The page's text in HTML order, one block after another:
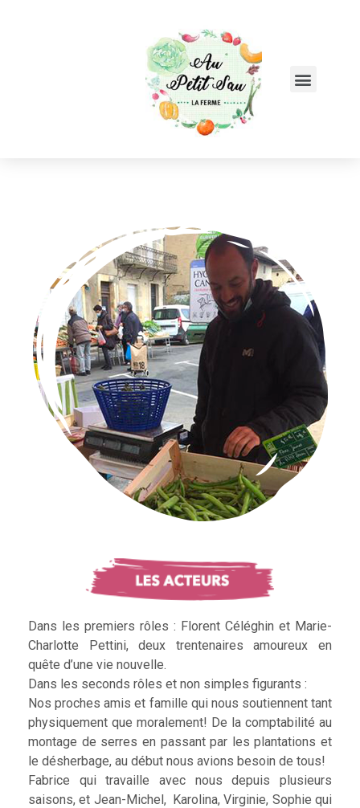
Dans les premiers rôles : Florent Céléghin et Marie-
Charlotte Pettini, deux trentenaires amoureux en
quête d’une vie nouvelle.
Dans les seconds rôles et non simples figurants :
Nos proches amis et famille qui nous soutiennent tant
physiquement que moralement! De la comptabilité au
montage de serres en passant par les plantations et
le désherbage, au début nous avions besoin de tous!
Fabrice qui travaille avec nous depuis plusieurs
saisons, et Jean-Michel, Karolina, Virginie, Sophie qui